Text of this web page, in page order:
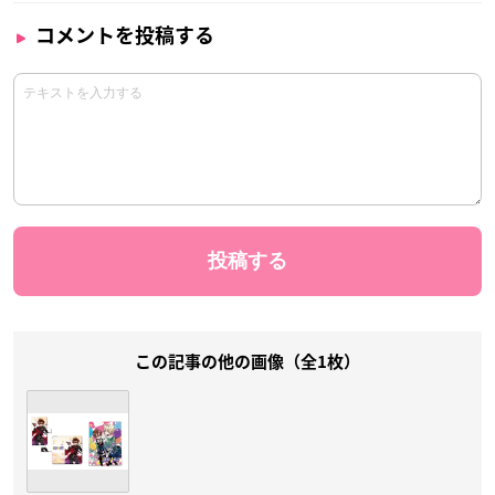
コメントを投稿する
この記事の他の画像（全1枚）